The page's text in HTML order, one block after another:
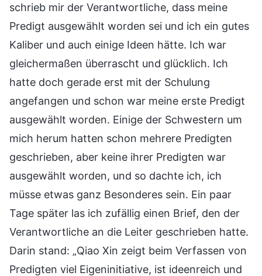
schrieb mir der Verantwortliche, dass meine
Predigt ausgewählt worden sei und ich ein gutes
Kaliber und auch einige Ideen hätte. Ich war
gleichermaßen überrascht und glücklich. Ich
hatte doch gerade erst mit der Schulung
angefangen und schon war meine erste Predigt
ausgewählt worden. Einige der Schwestern um
mich herum hatten schon mehrere Predigten
geschrieben, aber keine ihrer Predigten war
ausgewählt worden, und so dachte ich, ich
müsse etwas ganz Besonderes sein. Ein paar
Tage später las ich zufällig einen Brief, den der
Verantwortliche an die Leiter geschrieben hatte.
Darin stand: „Qiao Xin zeigt beim Verfassen von
Predigten viel Eigeninitiative, ist ideenreich und